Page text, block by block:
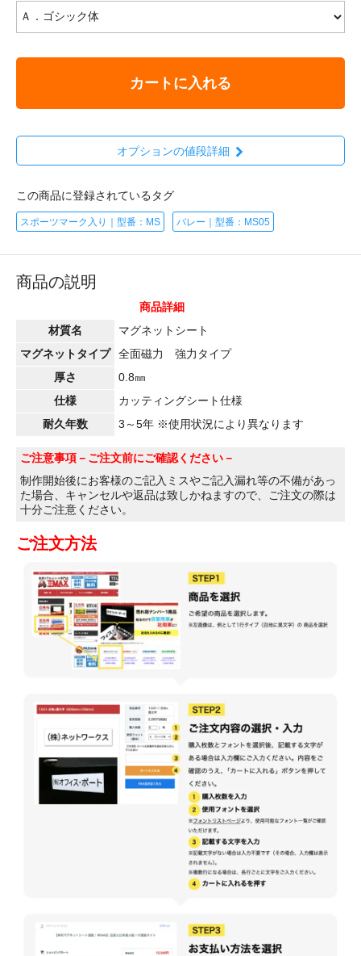
カートに入れる
オプションの値段詳細
この商品に登録されているタグ
スポーツマーク入り｜型番：MS バレー｜型番：MS05
商品の説明
商品詳細
材質名
マグネットシート
マグネットタイプ
全面磁力 強力タイプ
厚さ
0.8㎜
仕様
カッティングシート仕様
耐久年数
3～5年 ※使用状況により異なります
ご注意事項 －ご注文前にご確認ください－
制作開始後にお客様のご記入ミスやご記入漏れ等の不備があっ
た場合、キャンセルや返品は致しかねますので、ご注文の際は
十分ご注意ください。
ご注文方法